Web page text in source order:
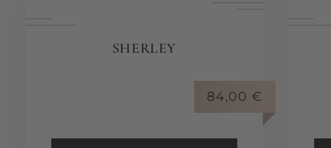
SHERLEY
84,00 €